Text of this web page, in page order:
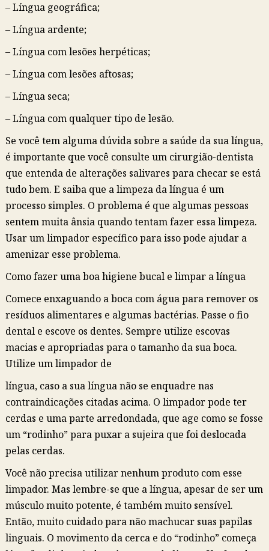
– Língua geográfica;
– Língua ardente;
– Língua com lesões herpéticas;
– Língua com lesões aftosas;
– Língua seca;
– Língua com qualquer tipo de lesão.
Se você tem alguma dúvida sobre a saúde da sua língua,
é importante que você consulte um cirurgião-dentista
que entenda de alterações salivares para checar se está
tudo bem. E saiba que a limpeza da língua é um
processo simples. O problema é que algumas pessoas
sentem muita ânsia quando tentam fazer essa limpeza.
Usar um limpador específico para isso pode ajudar a
amenizar esse problema.
Como fazer uma boa higiene bucal e limpar a língua
Comece enxaguando a boca com água para remover os
resíduos alimentares e algumas bactérias. Passe o fio
dental e escove os dentes. Sempre utilize escovas
macias e apropriadas para o tamanho da sua boca.
Utilize um limpador de
língua, caso a sua língua não se enquadre nas
contraindicações citadas acima. O limpador pode ter
cerdas e uma parte arredondada, que age como se fosse
um “rodinho” para puxar a sujeira que foi deslocada
pelas cerdas.
Você não precisa utilizar nenhum produto com esse
limpador. Mas lembre-se que a língua, apesar de ser um
músculo muito potente, é também muito sensível.
Então, muito cuidado para não machucar suas papilas
linguais. O movimento da cerca e do “rodinho” começa